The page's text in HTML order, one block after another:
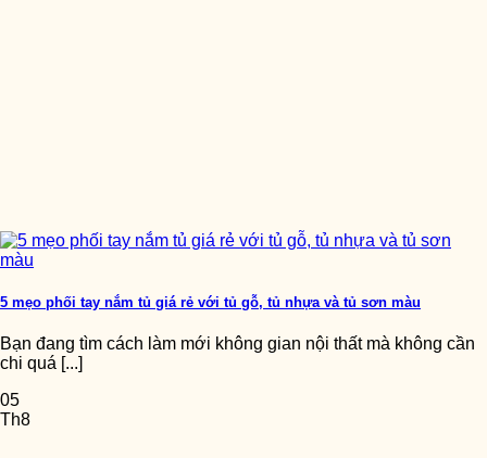
5 mẹo phối tay nắm tủ giá rẻ với tủ gỗ, tủ nhựa và tủ sơn màu
Bạn đang tìm cách làm mới không gian nội thất mà không cần
chi quá [...]
05
Th8